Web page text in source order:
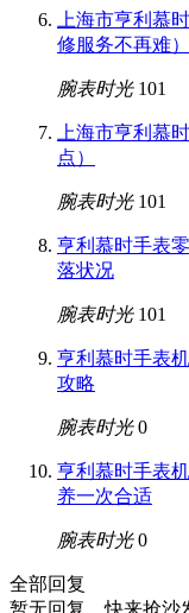
上海市亨利慕
修服务不再难）
腕表时光 101
上海市亨利慕
点）
腕表时光 101
亨利慕时手表
落状况
腕表时光 101
亨利慕时手表
攻略
腕表时光 0
亨利慕时手表
养一次合适
腕表时光 0
全部回复
暂无回复，快来抢沙